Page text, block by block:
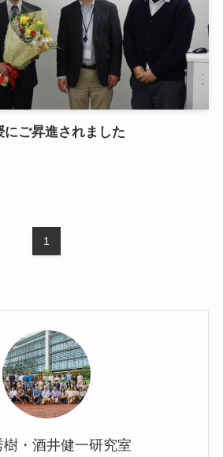
ご昇進されました
1
樹・酒井健一研究室